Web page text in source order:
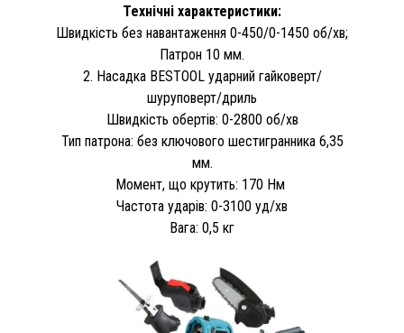
Технічні характеристики:
Швидкість без навантаження 0-450/0-1450 об/хв;
Патрон 10 мм.
2. Насадка BESTOOL ударний гайковерт/
шуруповерт/дриль
Швидкість обертів: 0-2800 об/хв
Тип патрона: без ключового шестигранника 6,35
мм.
Момент, що крутить: 170 Нм
Частота ударів: 0-3100 уд/хв
Вага: 0,5 кг